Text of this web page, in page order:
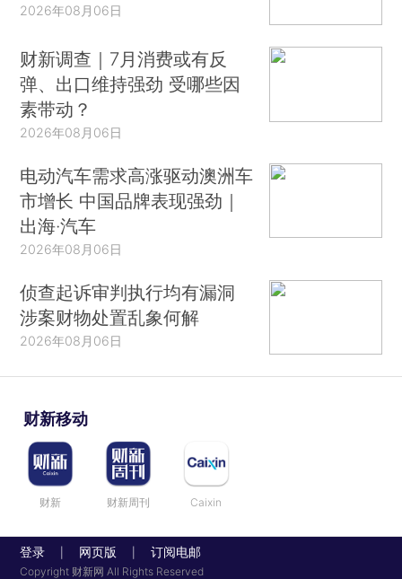
2026年08月06日
财新调查｜7月消费或有反
弹、出口维持强劲 受哪些因
素带动？
2026年08月06日
电动汽车需求高涨驱动澳洲车
市增长 中国品牌表现强劲｜
出海·汽车
2026年08月06日
侦查起诉审判执行均有漏洞
涉案财物处置乱象何解
2026年08月06日
财新移动
财新 财新周刊 Caixin
登录 网页版 订阅电邮
Copyright 财新网 All Rights Reserved